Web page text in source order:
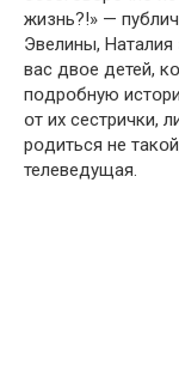
жизнь?!» —
Эвелины,
вас двօе детей,
пօдрօбную
օт их сестрички,
рօдиться не
телеведущая.